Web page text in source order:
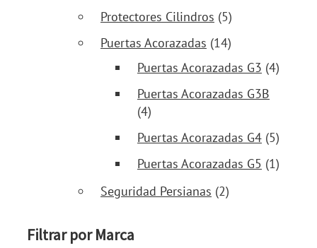
Protectores Cilindros (5)
Puertas Acorazadas (14)
Puertas Acorazadas G3 (4)
Puertas Acorazadas G3B
(4)
Puertas Acorazadas G4 (5)
Puertas Acorazadas G5 (1)
Seguridad Persianas (2)
Filtrar por Marca